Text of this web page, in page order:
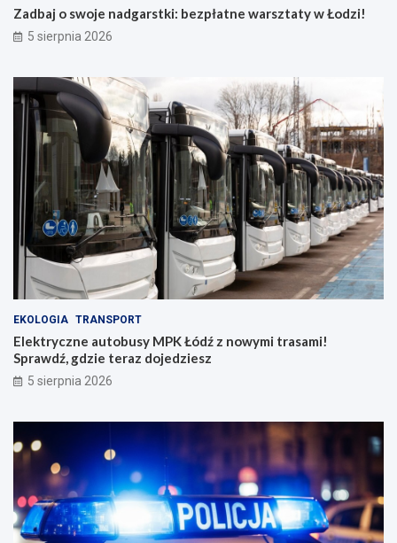
Zadbaj o swoje nadgarstki: bezpłatne warsztaty w Łodzi!
5 sierpnia 2026
EKOLOGIA TRANSPORT
Elektryczne autobusy MPK Łódź z nowymi trasami!
Sprawdź, gdzie teraz dojedziesz
5 sierpnia 2026